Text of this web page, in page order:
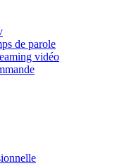
de parole
vidéo